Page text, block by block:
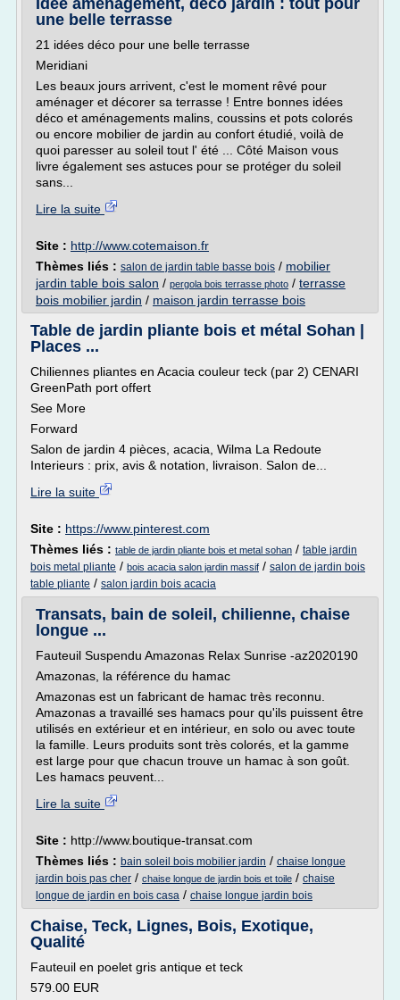
Idée aménagement, déco jardin : tout pour
une belle terrasse
21 idées déco pour une belle terrasse
Meridiani
Les beaux jours arrivent, c'est le moment rêvé pour
aménager et décorer sa terrasse ! Entre bonnes idées
déco et aménagements malins, coussins et pots colorés
ou encore mobilier de jardin au confort étudié, voilà de
quoi paresser au soleil tout l' été ... Côté Maison vous
livre également ses astuces pour se protéger du soleil
sans...
Lire la suite
Site : http://www.cotemaison.fr
Thèmes liés : salon de jardin table basse bois / mobilier
jardin table bois salon / pergola bois terrasse photo / terrasse
bois mobilier jardin / maison jardin terrasse bois
Table de jardin pliante bois et métal Sohan |
Places ...
Chiliennes pliantes en Acacia couleur teck (par 2) CENARI
GreenPath port offert
See More
Forward
Salon de jardin 4 pièces, acacia, Wilma La Redoute
Interieurs : prix, avis & notation, livraison. Salon de...
Lire la suite
Site : https://www.pinterest.com
Thèmes liés : table de jardin pliante bois et metal sohan / table jardin
bois metal pliante / bois acacia salon jardin massif / salon de jardin bois
table pliante / salon jardin bois acacia
Transats, bain de soleil, chilienne, chaise
longue ...
Fauteuil Suspendu Amazonas Relax Sunrise -az2020190
Amazonas, la référence du hamac
Amazonas est un fabricant de hamac très reconnu.
Amazonas a travaillé ses hamacs pour qu'ils puissent être
utilisés en extérieur et en intérieur, en solo ou avec toute
la famille. Leurs produits sont très colorés, et la gamme
est large pour que chacun trouve un hamac à son goût.
Les hamacs peuvent...
Lire la suite
Site : http://www.boutique-transat.com
Thèmes liés : bain soleil bois mobilier jardin / chaise longue
jardin bois pas cher / chaise longue de jardin bois et toile / chaise
longue de jardin en bois casa / chaise longue jardin bois
Chaise, Teck, Lignes, Bois, Exotique,
Qualité
Fauteuil en poelet gris antique et teck
579.00 EUR